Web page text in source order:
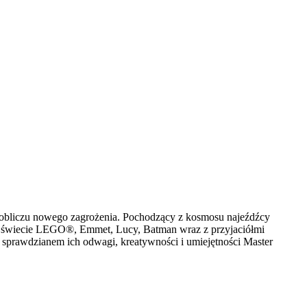
nowego zagrożenia. Pochodzący z kosmosu najeźdźcy
LEGO®, Emmet, Lucy, Batman wraz z przyjaciółmi
ich odwagi, kreatywności i umiejętności Master